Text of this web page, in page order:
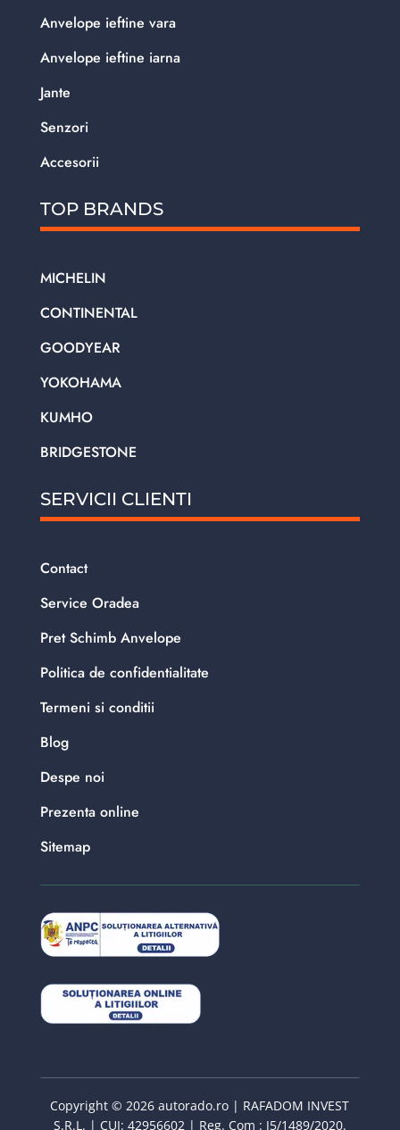
Anvelope ieftine vara
Anvelope ieftine iarna
Jante
Senzori
Accesorii
TOP BRANDS
MICHELIN
CONTINENTAL
GOODYEAR
YOKOHAMA
KUMHO
BRIDGESTONE
SERVICII CLIENTI
Contact
Service Oradea
Pret Schimb Anvelope
Politica de confidentialitate
Termeni si conditii
Blog
Despe noi
Prezenta online
Sitemap
Copyright © 2026 autorado.ro | RAFADOM INVEST
S.R.L. | CUI: 42956602 | Reg. Com : J5/1489/2020.